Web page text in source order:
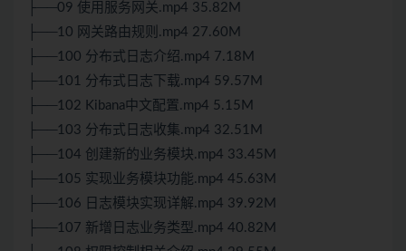
├──09 使用服务网关.mp4 35.82M
├──10 网关路由规则.mp4 27.60M
├──100 分布式日志介绍.mp4 7.18M
├──101 分布式日志下载.mp4 59.57M
├──102 Kibana中文配置.mp4 5.15M
├──103 分布式日志收集.mp4 32.51M
├──104 创建新的业务模块.mp4 33.45M
├──105 实现业务模块功能.mp4 45.63M
├──106 日志模块实现详解.mp4 39.92M
├──107 新增日志业务类型.mp4 40.82M